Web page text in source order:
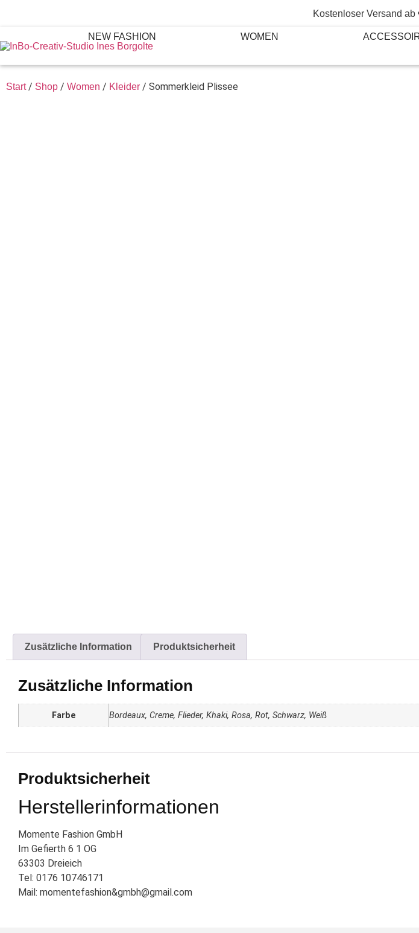
Kostenloser Versand
NEW FASHION WOMEN
Start/ Shop / Women / Kleider / Sommerkleid Plissee
Zusätzliche Information Produktsicherheit
Zusätzliche Information
Farbe Bordeaux, Creme, Flieder, Khaki, Rosa, Rot, Schwarz, Weiß
Produktsicherheit
Herstellerinformationen
Momente Fashion GmbH
Im Gefierth 6 1 OG
63303 Dreieich
Tel: 0176 10746171
Mail: momentefashion&gmbh@gmail.com